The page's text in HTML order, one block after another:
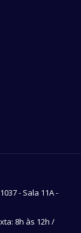
- Sala 11A -
8h às 12h /